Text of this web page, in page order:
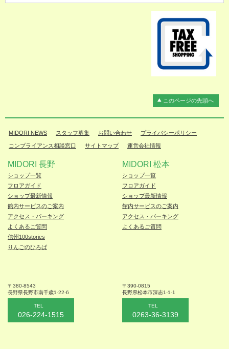
このページの先頭へ
MIDORI NEWS スタッフ募集 お問い合わせ プライバシーポリシー
コンプライアンス相談窓口 サイトマップ 運営会社情報
MIDORI 長野
ショップ一覧
フロアガイド
ショップ最新情報
館内サービスのご案内
アクセス・パーキング
よくあるご質問
信州100stories
りんごのひろば
〒380-8543
長野県長野市南千歳1-22-6
TEL
026-224-1515
MIDORI 松本
ショップ一覧
フロアガイド
ショップ最新情報
館内サービスのご案内
アクセス・パーキング
よくあるご質問
〒390-0815
長野県松本市深志1-1-1
TEL
0263-36-3139